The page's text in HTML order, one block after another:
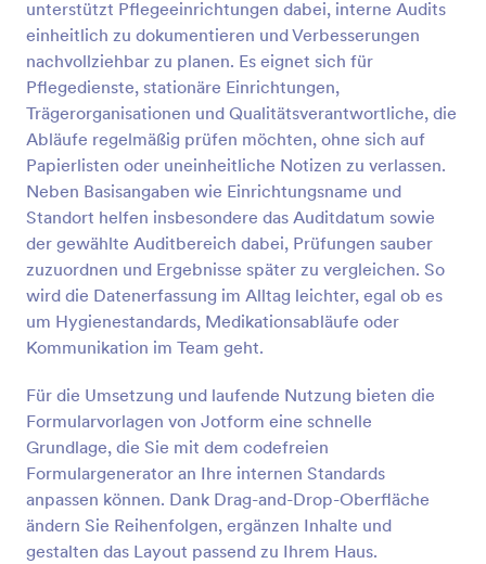
unterstützt Pflegeeinrichtungen dabei, interne Audits
einheitlich zu dokumentieren und Verbesserungen
nachvollziehbar zu planen. Es eignet sich für
Pflegedienste, stationäre Einrichtungen,
Trägerorganisationen und Qualitätsverantwortliche, die
Abläufe regelmäßig prüfen möchten, ohne sich auf
Papierlisten oder uneinheitliche Notizen zu verlassen.
Neben Basisangaben wie Einrichtungsname und
Standort helfen insbesondere das Auditdatum sowie
der gewählte Auditbereich dabei, Prüfungen sauber
zuzuordnen und Ergebnisse später zu vergleichen. So
wird die Datenerfassung im Alltag leichter, egal ob es
um Hygienestandards, Medikationsabläufe oder
Kommunikation im Team geht.
Für die Umsetzung und laufende Nutzung bieten die
Formularvorlagen von Jotform eine schnelle
Grundlage, die Sie mit dem codefreien
Formulargenerator an Ihre internen Standards
anpassen können. Dank Drag-and-Drop-Oberfläche
ändern Sie Reihenfolgen, ergänzen Inhalte und
gestalten das Layout passend zu Ihrem Haus.
Ihnen nicht nur dabei, sich zu organisieren - es hilft
Ihnen auch, auf sich aufmerksam zu machen. Mit
unserem Formulargenerator können Sie Ihr Logo
hinzufügen, Farben und Schriftarten ändern und
neue Formularfelder hinzufügen - und wir machen
es Ihnen leicht, das Formular an Ihre Marke
anzupassen. Wenn Sie Integrationen für Ihre
Formulare hinzufügen möchten, können Sie sie mit
über 100 beliebten Anwendungen synchronisieren,
darunter Google Drive und Dropbox. Was auch
immer Sie mit Ihren Formularen machen wollen,
Jotform hat alles, was Sie brauchen.
Vorschau
Wochen Checkliste
Wochen Checkliste über allgemeinen Zustand des